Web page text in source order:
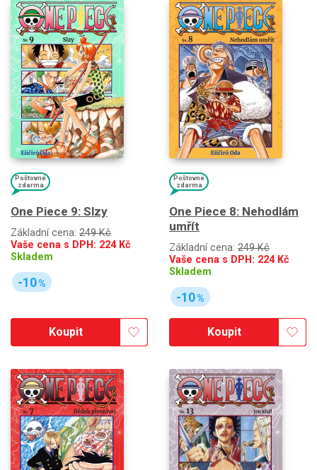
Poštovné
zdarma
One Piece 9: Slzy
Základní cena: 249 Kč
Vaše cena s DPH: 224Kč
Skladem
-10%
Koupit
Poštovné
zdarma
One Piece 8: Nehodlám
umřít
Základní cena: 249 Kč
Vaše cena s DPH: 224Kč
Skladem
-10%
Koupit